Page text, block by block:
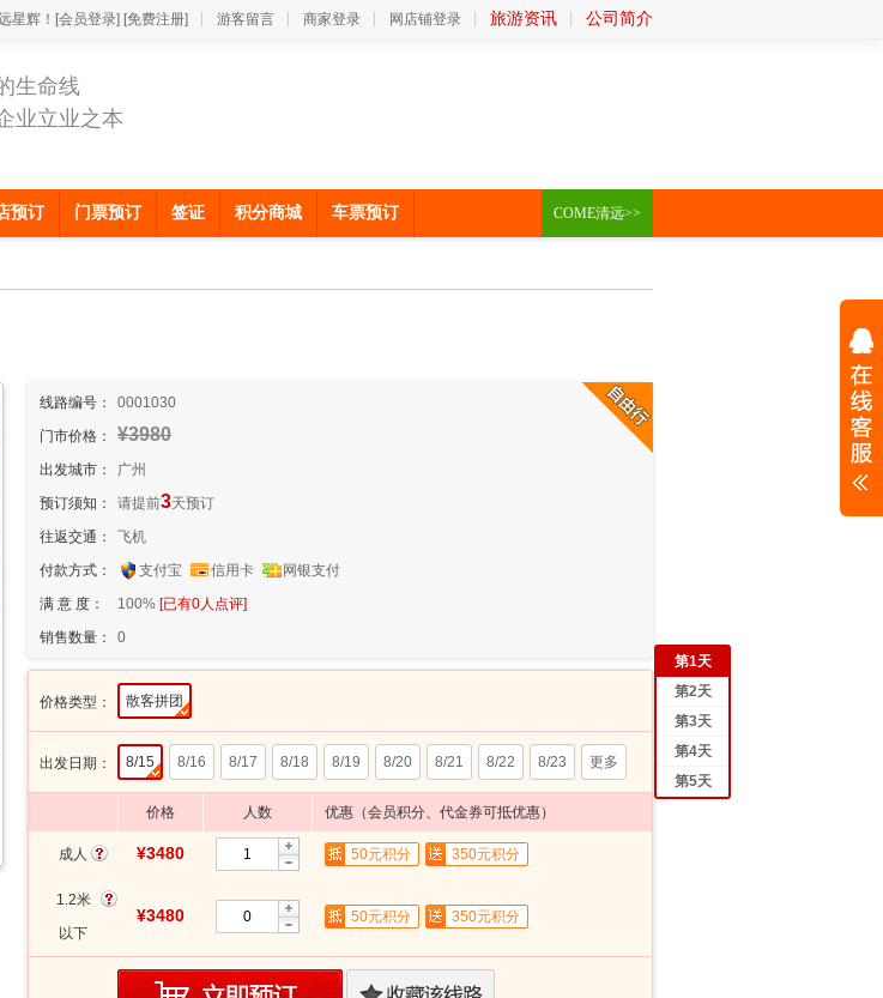
星辉！ [会员登录] [免费注册] 游客留言 商家登录 网店铺登录 旅游资讯 公司简介
生命线
业立业之本
预订 门票预订 签证 积分商城 车票预订 COME清远>>
线路编号：
0001030
门市价格：
¥3980
出发城市：
广州
预订须知：
请提前3天预订
往返交通：
飞机
付款方式：
支付宝 信用卡
网银支付
满 意 度：
100% [已有0人点评]
销售数量：
0
价格类型： 散客拼团
出发日期： 8/15 8/16 8/17 8/18 8/19 8/20 8/21 8/22 8/23 更多
价格 人数 优惠（会员积分、代金券可抵优惠）
成人 ¥3480 50元积分 350元积分
1.2米
以下
¥3480 50元积分 350元积分
第1天
第2天
第3天
第4天
第5天